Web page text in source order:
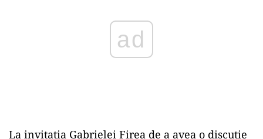
La invitația Gabrielei Firea de a avea o discuție